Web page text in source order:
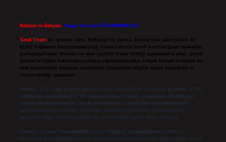
Reklam ve İletişim: Skype: live:.cid.575569c608265c69
Yasal Uyarı:
Bu internet sitesi, herhangi bir marka, kurum veya şahıs şirketi ile
hiçbir bağlantısı bulunmamaktadır. Sitede yalnızca kendi hazırladığımız makaleler
paylaşılmaktadır. Burada yer alan içerikler haber niteliği taşımamakta olup, gerçek
kurum ve kişiler hakkında paylaşım yapılmamaktadır. Gerçek kurum ve kişiler ile
isim benzerlikleri tamamen tesadüfidir. Sitemizdeki bilgiler taslak halindedir ve
tavsiye niteliği taşımazlar.
Sitemiz, 5651 Sayılı Kanun gereğince Bilgi Teknolojileri ve İletişim Kurumu (BTK)
tarafından onaylanmış bir Yer Sağlayıcı olarak hizmet vermektedir. Bu nedenle,
sitedeki içerikleri proaktif olarak denetleme veya araştırma yükümlülüğümüz
bulunmamaktadır. Ancak, üyelerimiz yazdıkları içeriklerin sorumluluğunu
taşımakta olup, siteye üye olarak bu sorumluluğu kabul etmiş sayılırlar.
Hukuka ve yasal düzenlemelere aykırı olduğunu düşündüğünüz içerikleri,
backlinkpanelicomtr@gmail.comadresine bildirmeniz halinde, ilgili içerikler yasal